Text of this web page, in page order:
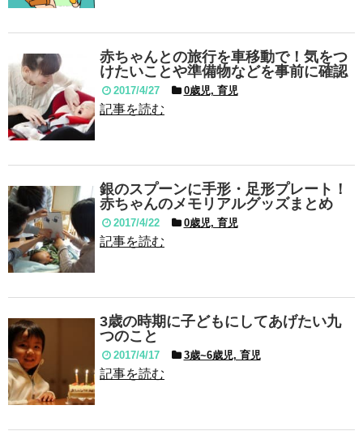
赤ちゃんとの旅行を車移動で！気をつ
けたいことや準備物などを事前に確認
2017/4/27 0歳児, 育児
記事を読む
銀のスプーンに手形・足形プレート！
赤ちゃんのメモリアルグッズまとめ
2017/4/22 0歳児, 育児
記事を読む
3歳の時期に子どもにしてあげたい九
つのこと
2017/4/17 3歳~6歳児, 育児
記事を読む